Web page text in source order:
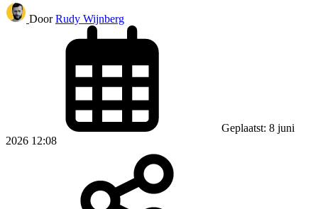
Door Rudy Wijnberg
Geplaatst: 8 juni
2026 12:08